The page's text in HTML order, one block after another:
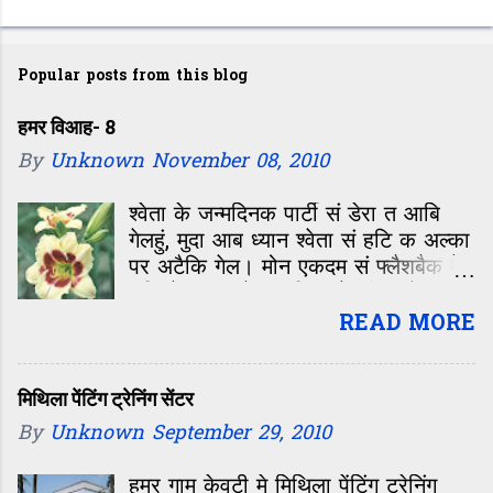
Popular posts from this blog
हमर विआह- 8
By Unknown November 08, 2010
श्वेता के जन्मदिनक पार्टी सं डेरा त आबि
गेलहुं, मुदा आब ध्यान श्वेता सं हटि क अल्का
पर अटैकि गेल। मोन एकदम सं फ्लैशबैक मे
रंगीन, मस्ती आओर मासूमियत सं भरल समय
कहिओ नहि बिसराबय वाला दिन। ओहि दिन
पहिल बेर मिलल छलीह अल्का। क्लास मे
विद्यार्थी सभ के इंट्रोडक्शन चलि रहल छल।
परिचय सं पता चलल जे अल्का सेहो दरभंगा
के छथीह। बिहार सं आओर छात्र सभ छल,
READ MORE
मिथिला पेंटिंग ट्रेनिंग सेंटर
By Unknown September 29, 2010